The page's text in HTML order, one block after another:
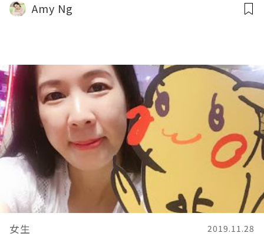
Amy Ng
女生 2019.11.28